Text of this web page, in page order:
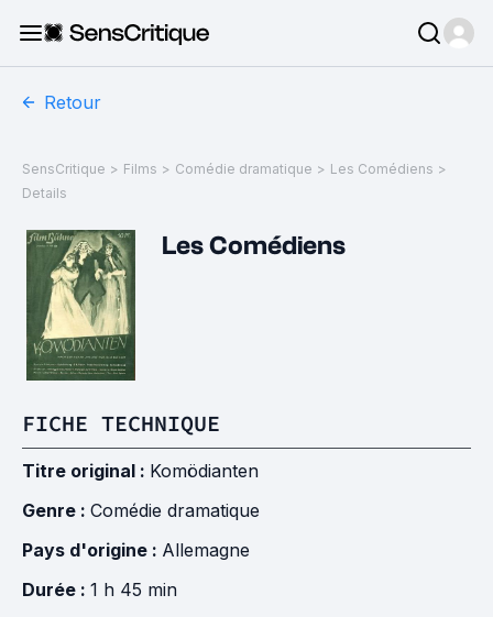
Retour
SensCritique > Films > Comédie dramatique > Les Comédiens >
Details
Les Comédiens
FICHE TECHNIQUE
Titre original : Komödianten
Genre : Comédie dramatique
Pays d'origine : Allemagne
Durée : 1 h 45 min